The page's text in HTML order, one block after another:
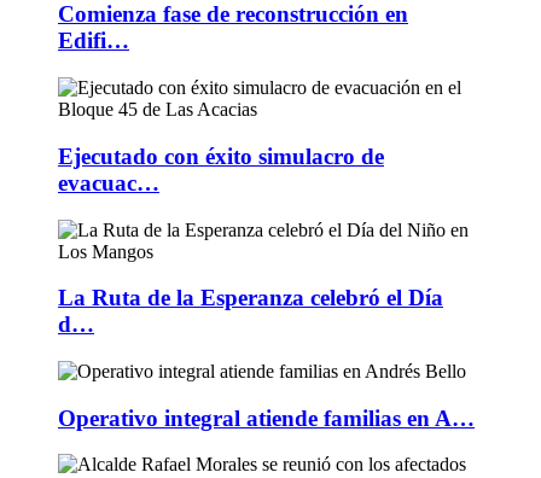
Comienza fase de reconstrucción en
Edifi…
Ejecutado con éxito simulacro de
evacuac…
La Ruta de la Esperanza celebró el Día
d…
Operativo integral atiende familias en A…